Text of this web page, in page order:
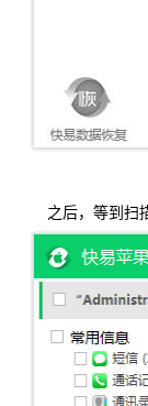
之后，等到扫